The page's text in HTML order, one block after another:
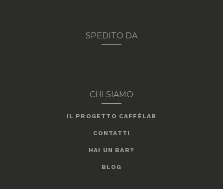
SPEDITO DA
CHI SIAMO
IL PROGETTO CAFFÈLAB
CONTATTI
HAI UN BAR?
BLOG